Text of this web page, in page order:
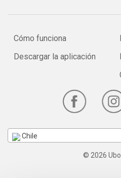
Cómo funciona
Descargar la aplicación
Chile
© 2026